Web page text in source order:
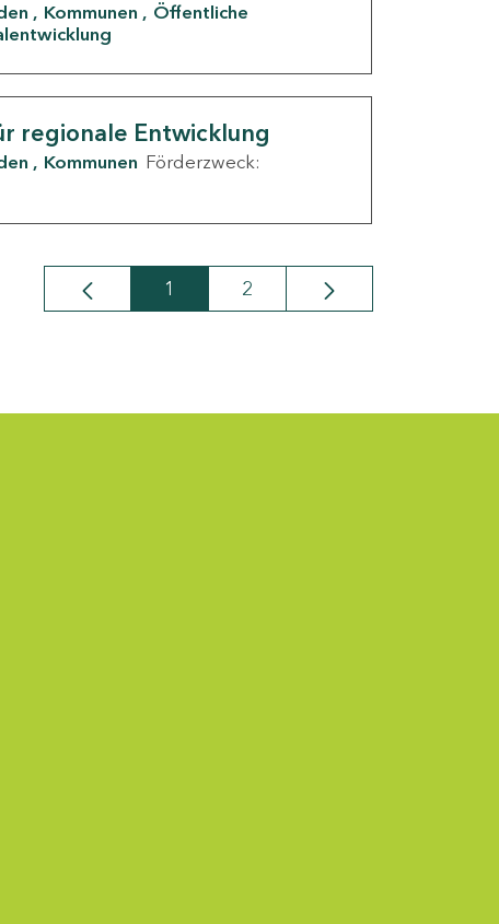
Kommunen
Öffentliche
regionale Entwicklung
Kommunen Förderzweck:
Seite
1 Seite
2